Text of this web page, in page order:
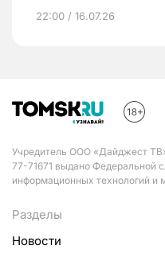
22:00 / 16.07.26
Учредитель ООО «Дайджест
77-71671 выдано Федеральной
информационных технологий и
Разделы
Новости